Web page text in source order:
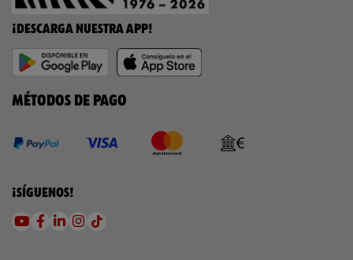
¡DESCARGA NUESTRA APP!
MÉTODOS DE PAGO
¡SÍGUENOS!